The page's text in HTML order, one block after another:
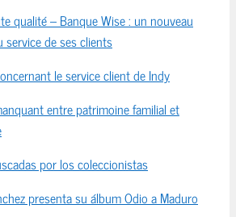
qualité – Banque Wise : un nouveau
service de ses clients
le service client de Indy
entre patrimoine familial et
por los coleccionistas
presenta su álbum Odio a Maduro